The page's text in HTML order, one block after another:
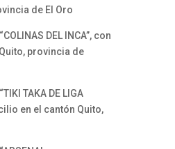
de El Oro
DEL INCA”, con
provincia de
TAKA DE LIGA
en el cantón Quito,